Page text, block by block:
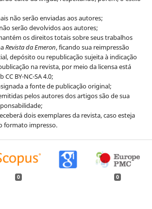
não serão enviadas aos autores;
serão devolvidos aos autores;
os direitos totais sobre seus trabalhos
Revista da Emeron, ficando sua reimpressão
depósito ou republicação sujeita à indicação
na revista, por meio da licensa está
CC BY-NC-SA 4.0;
a fonte de publicação original;
pelos autores dos artigos são de sua
dois exemplares da revista, caso esteja
formato impresso.
0 0